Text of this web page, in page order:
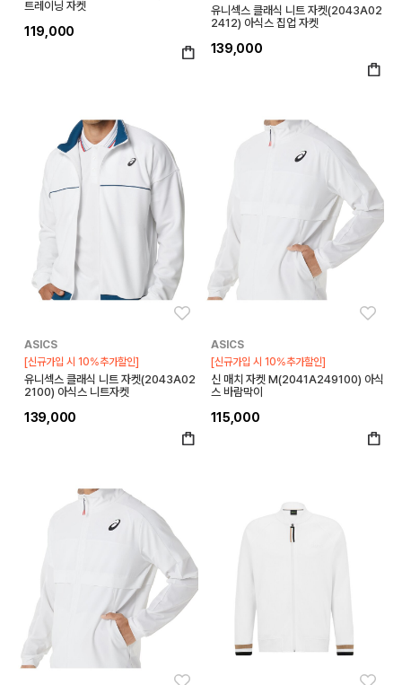
트레이닝 자켓
119,000
유니섹스 클래식 니트 자켓(2043A02
2412) 아식스 집업 자켓
139,000
ASICS
[신규가입 시 10%추가할인]
유니섹스 클래식 니트 자켓(2043A02
2100) 아식스 니트자켓
139,000
ASICS
[신규가입 시 10%추가할인]
신 매치 자켓 M(2041A249100) 아식
스 바람막이
115,000